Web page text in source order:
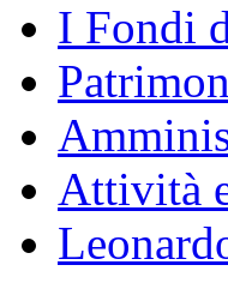
I Fondi
Attività